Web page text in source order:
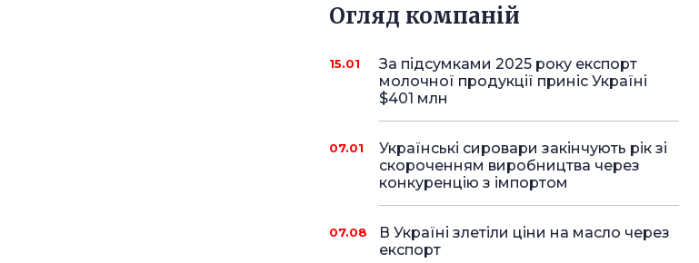
Огляд компаній
15.01
За підсумками 2025 року експорт
молочної продукції приніс Україні
$401 млн
07.01
Українські сировари закінчують рік зі
скороченням виробництва через
конкуренцію з імпортом
07.08
В Україні злетіли ціни на масло через
експорт